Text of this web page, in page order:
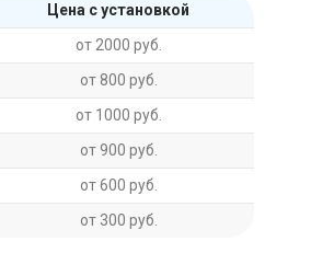
Цена с установкой
от 2000 руб.
от 800 руб.
от 1000 руб.
от 900 руб.
от 600 руб.
от 300 руб.